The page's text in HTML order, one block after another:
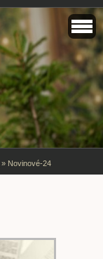
» Novinové-24